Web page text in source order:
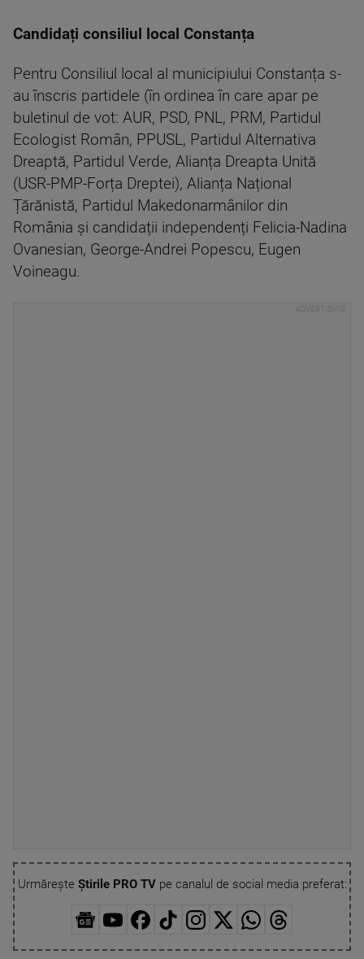
Candidați consiliul local Constanța
Pentru Consiliul local al municipiului Constanța s-
au înscris partidele (în ordinea în care apar pe
buletinul de vot: AUR, PSD, PNL, PRM, Partidul
Ecologist Român, PPUSL, Partidul Alternativa
Dreaptă, Partidul Verde, Alianța Dreapta Unită
(USR-PMP-Forța Dreptei), Alianța Național
Țărănistă, Partidul Makedonarmânilor din
România și candidații independenți Felicia-Nadina
Ovanesian, George-Andrei Popescu, Eugen
Voineagu.
Urmărește Știrile PRO TVpe canalul de social media preferat: